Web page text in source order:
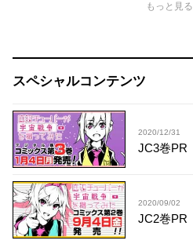
もっと見る
スペシャルコンテンツ
2020/12/31
JC3巻PR
2020/09/02
JC2巻PR